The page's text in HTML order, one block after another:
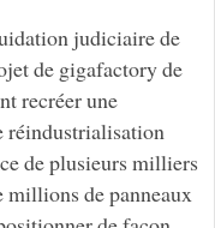
judiciaire de
de gigafactory de
recréer une
réindustrialisation
de plusieurs milliers
millions de panneaux